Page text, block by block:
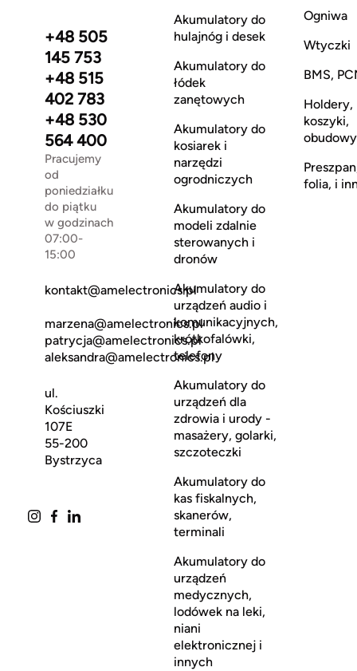
+48 505
145 753
+48 515
402 783
+48 530
564 400
Pracujemy
od
poniedziałku
do piątku
w godzinach
07:00-
15:00
kontakt@amelectronics.pl
marzena@amelectronics.pl
patrycja@amelectronics.pl
aleksandra@amelectronics.pl
ul.
Kościuszki
107E
55-200
Bystrzyca
Akumulatory do
hulajnóg i desek
Akumulatory do
łódek
zanętowych
Akumulatory do
kosiarek i
narzędzi
ogrodniczych
Akumulatory do
modeli zdalnie
sterowanych i
dronów
Akumulatory do
urządzeń audio i
komunikacyjnych,
krótkofalówki,
telefony
Akumulatory do
urządzeń dla
zdrowia i urody -
masażery, golarki,
szczoteczki
Akumulatory do
kas fiskalnych,
skanerów,
terminali
Akumulatory do
urządzeń
medycznych,
lodówek na leki,
niani
elektronicznej i
innych
Ogniwa
Wtyczki
BMS,
Holdery,
koszyki,
obudowy
folia, i